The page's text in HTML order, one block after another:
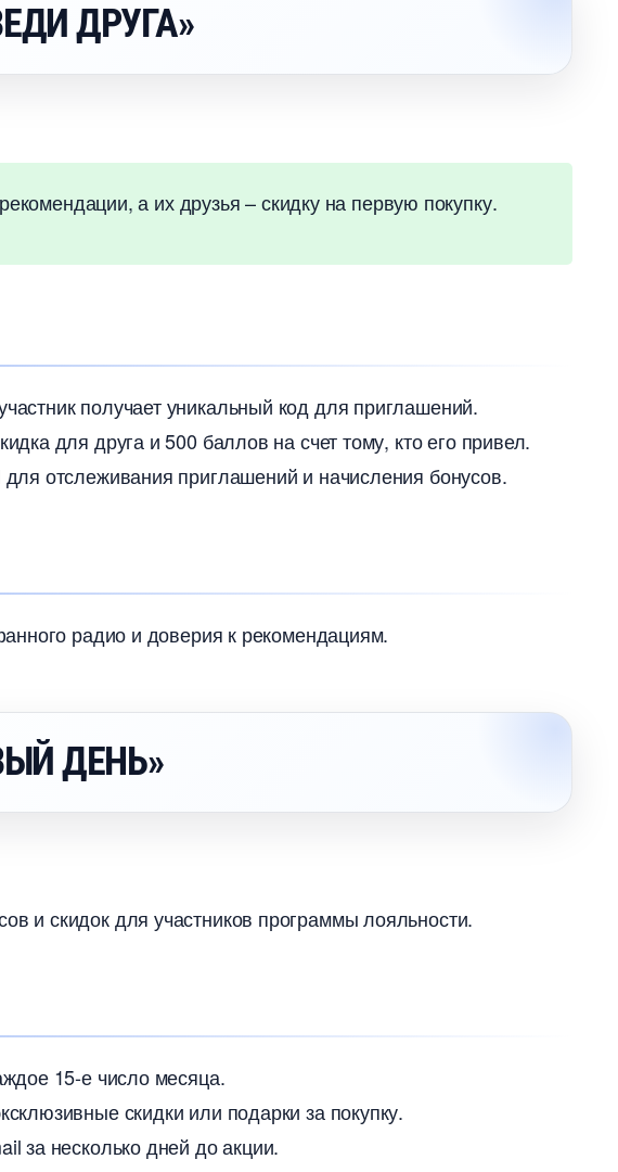
ДРУГА»
а их друзья – скидку на первую покупку.
получает уникальный код для приглашений.
для друга и 500 баллов на счет тому, кто его привел.
отслеживания приглашений и начисления бонусов.
радио и доверия к рекомендациям.
ДЕНЬ»
и скидок для участников программы лояльности.
15-е число месяца.
скидки или подарки за покупку.
за несколько дней до акции.